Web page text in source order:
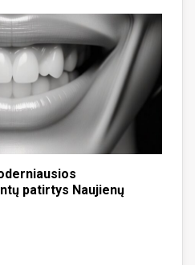
patirtys Naujienų